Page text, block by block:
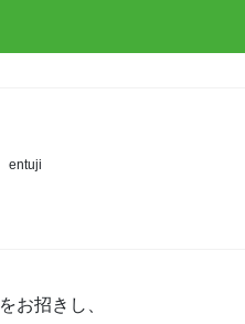
entuji
をお招きし、